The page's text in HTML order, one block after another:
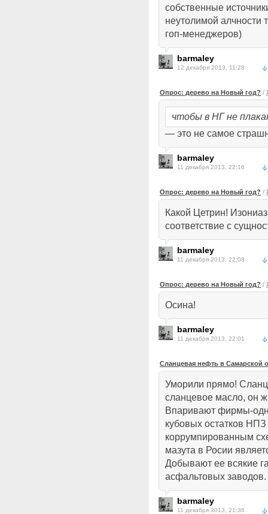
собственные
неутолимой алчности
гоп-менеджеров)
barmaley
12 декабря 2013, 11:28
Опрос: дерево на Новый год? /
чтобы в НГ не
— это не самое
barmaley
11 декабря 2013, 22:16
Опрос: дерево на Новый год? /
Какой Цетрин!
соответствие с
barmaley
11 декабря 2013, 22:08
Опрос: дерево на Новый год? /
Осина!
barmaley
11 декабря 2013, 22:01
Сланцевая нефть в Самарской
Уморили прямо!
сланцевое масло, он
Впаривают фирмы-
кубовых остатков
коррумпированным
мазута в Росии
Добывают ее всякие
асфальтовых заводов.
barmaley
11 декабря 2013, 21:36